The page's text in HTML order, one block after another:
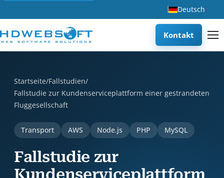
Deutsch
Kontakt
Startseite/Fallstudien/
Fallstudie zur Kundenserviceplattform einer gestrandeten
Fluggesellschaft
Transport AWS Node.js PHP MySQL
Fallstudie zur
Kundenserviceplattform